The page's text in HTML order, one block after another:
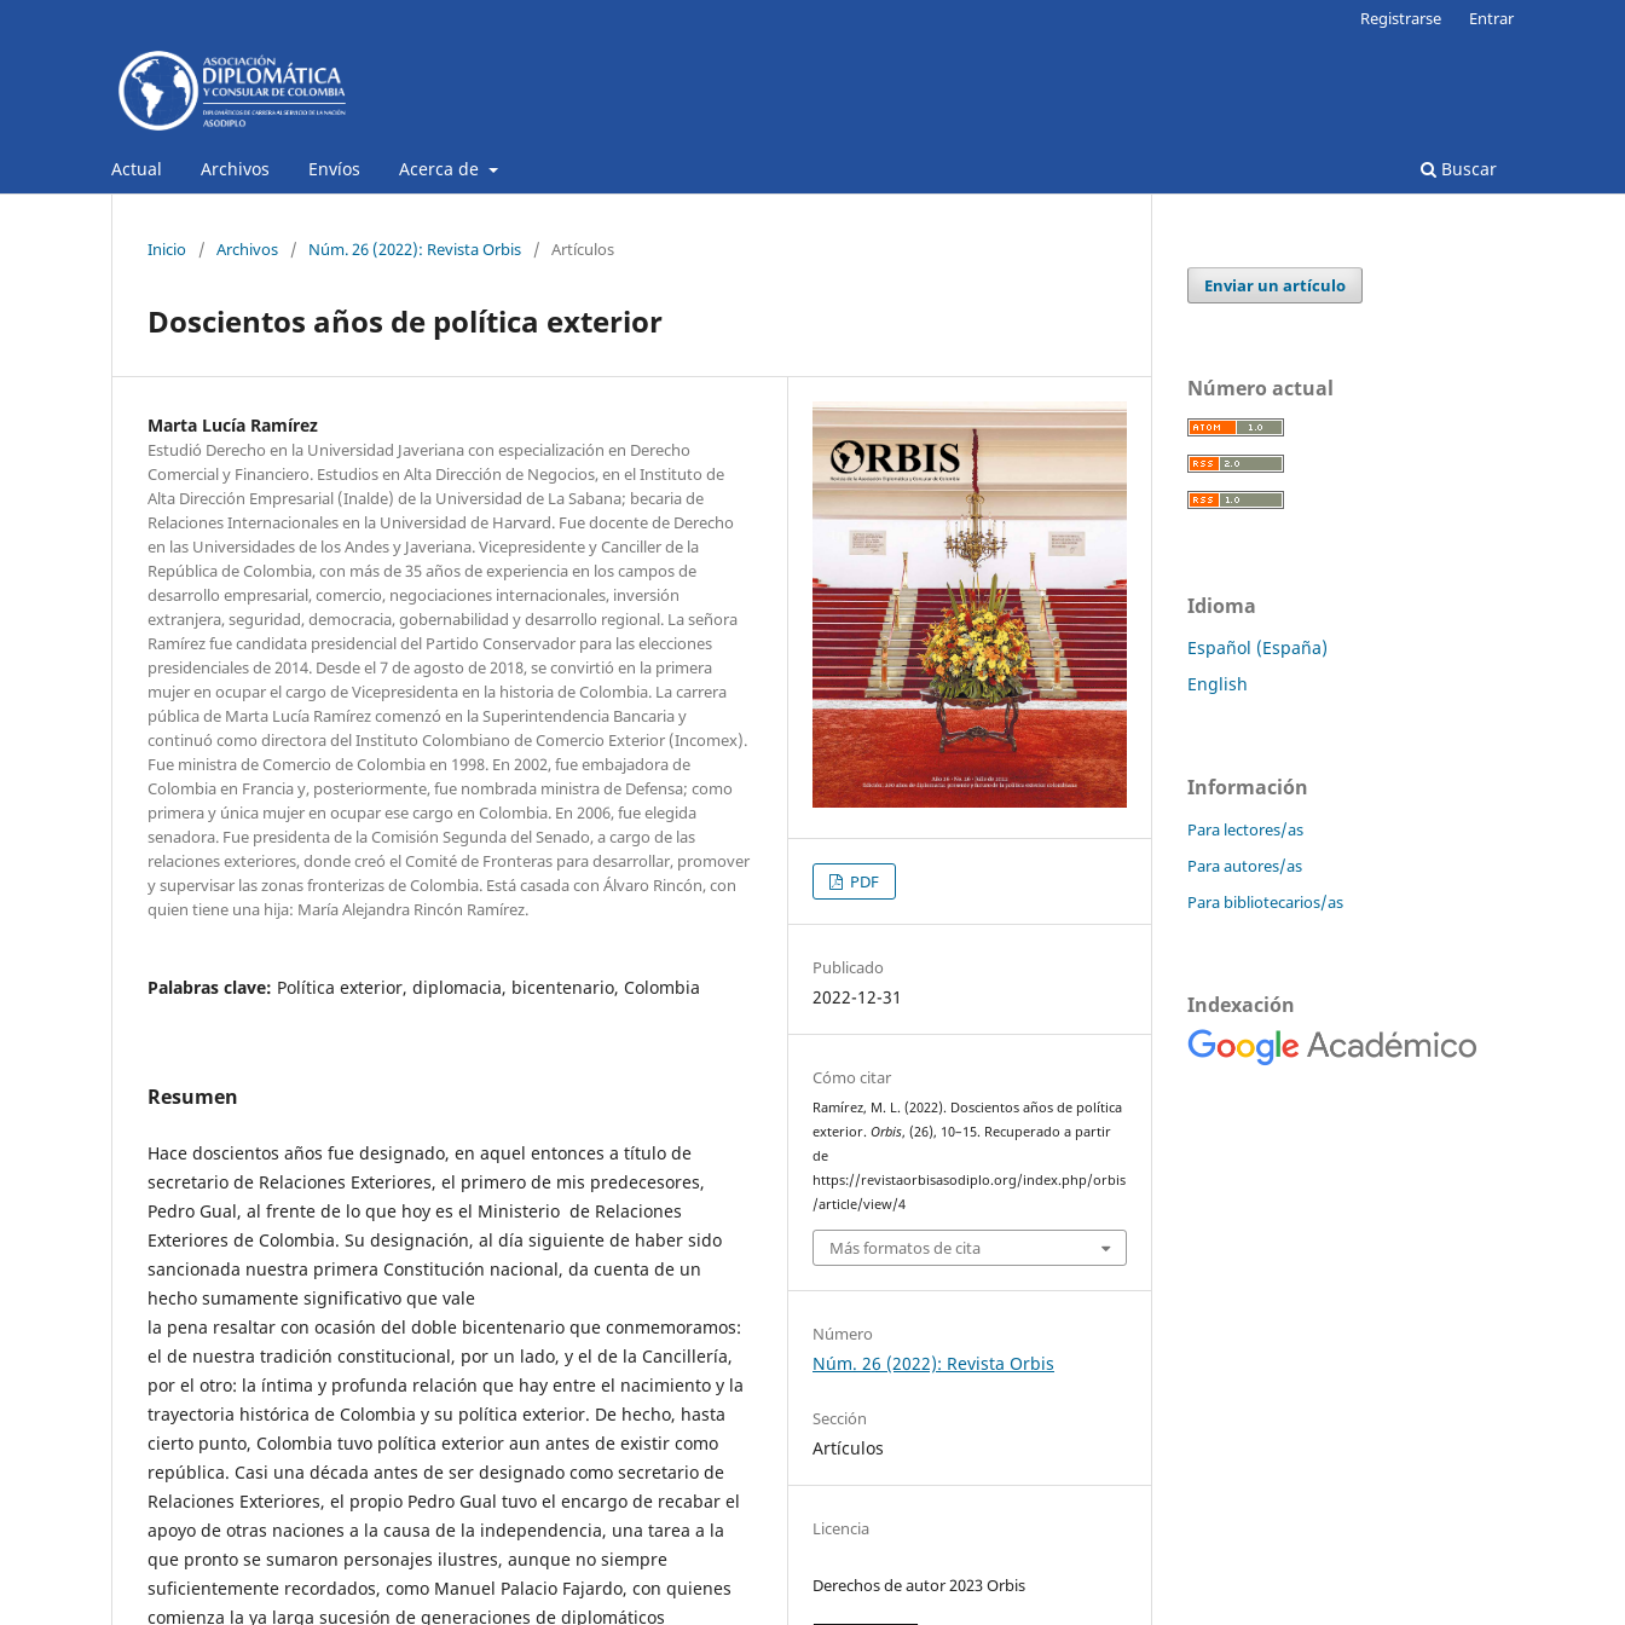
Actual Archivos Envíos Acerca de Buscar
Registrarse Entrar
Inicio / Archivos / Núm. 26 (2022): Revista Orbis / Artículos
Doscientos años de política exterior
Marta Lucía Ramírez
Estudió Derecho en la Universidad Javeriana con especialización en Derecho
Comercial y Financiero. Estudios en Alta Dirección de Negocios, en el Instituto de
Alta Dirección Empresarial (Inalde) de la Universidad de La Sabana; becaria de
Relaciones Internacionales en la Universidad de Harvard. Fue docente de Derecho
en las Universidades de los Andes y Javeriana. Vicepresidente y Canciller de la
República de Colombia, con más de 35 años de experiencia en los campos de
desarrollo empresarial, comercio, negociaciones internacionales, inversión
extranjera, seguridad, democracia, gobernabilidad y desarrollo regional. La señora
Ramírez fue candidata presidencial del Partido Conservador para las elecciones
presidenciales de 2014. Desde el 7 de agosto de 2018, se convirtió en la primera
mujer en ocupar el cargo de Vicepresidenta en la historia de Colombia. La carrera
pública de Marta Lucía Ramírez comenzó en la Superintendencia Bancaria y
continuó como directora del Instituto Colombiano de Comercio Exterior (Incomex).
Fue ministra de Comercio de Colombia en 1998. En 2002, fue embajadora de
Colombia en Francia y, posteriormente, fue nombrada ministra de Defensa; como
primera y única mujer en ocupar ese cargo en Colombia. En 2006, fue elegida
senadora. Fue presidenta de la Comisión Segunda del Senado, a cargo de las
relaciones exteriores, donde creó el Comité de Fronteras para desarrollar, promover
y supervisar las zonas fronterizas de Colombia. Está casada con Álvaro Rincón, con
quien tiene una hija: María Alejandra Rincón Ramírez.
Palabras clave: Política exterior, diplomacia, bicentenario, Colombia
Resumen
Hace doscientos años fue designado, en aquel entonces a título de
secretario de Relaciones Exteriores, el primero de mis predecesores,
Pedro Gual, al frente de lo que hoy es el Ministerio de Relaciones
Exteriores de Colombia. Su designación, al día siguiente de haber sido
sancionada nuestra primera Constitución nacional, da cuenta de un
hecho sumamente significativo que vale
la pena resaltar con ocasión del doble bicentenario que conmemoramos:
el de nuestra tradición constitucional, por un lado, y el de la Cancillería,
por el otro: la íntima y profunda relación que hay entre el nacimiento y la
trayectoria histórica de Colombia y su política exterior. De hecho, hasta
cierto punto, Colombia tuvo política exterior aun antes de existir como
república. Casi una década antes de ser designado como secretario de
Relaciones Exteriores, el propio Pedro Gual tuvo el encargo de recabar el
apoyo de otras naciones a la causa de la independencia, una tarea a la
que pronto se sumaron personajes ilustres, aunque no siempre
suficientemente recordados, como Manuel Palacio Fajardo, con quienes
comienza la ya larga sucesión de generaciones de diplomáticos
PDF
Publicado
2022-12-31
Cómo citar
Ramírez, M. L. (2022). Doscientos años de política
exterior.Orbis, (26), 10–15. Recuperado a partir
de
https://revistaorbisasodiplo.org/index.php/orbis
/article/view/4
Más formatos de cita
Número
Núm. 26 (2022): Revista Orbis
Sección
Artículos
Licencia
Derechos de autor 2023 Orbis
Enviar un artículo
Número actual
Idioma
Español (España)
English
Información
Para lectores/as
Para autores/as
Para bibliotecarios/as
Indexación